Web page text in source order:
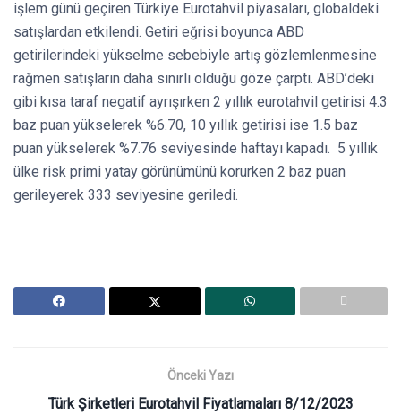
işlem günü geçiren Türkiye Eurotahvil piyasaları, globaldeki
satışlardan etkilendi. Getiri eğrisi boyunca ABD
getirilerindeki yükselme sebebiyle artış gözlemlenmesine
rağmen satışların daha sınırlı olduğu göze çarptı. ABD’deki
gibi kısa taraf negatif ayrışırken 2 yıllık eurotahvil getirisi 4.3
baz puan yükselerek %6.70, 10 yıllık getirisi ise 1.5 baz
puan yükselerek %7.76 seviyesinde haftayı kapadı. 5 yıllık
ülke risk primi yatay görünümünü korurken 2 baz puan
gerileyerek 333 seviyesine geriledi.
Önceki Yazı
Türk Şirketleri Eurotahvil Fiyatlamaları 8/12/2023